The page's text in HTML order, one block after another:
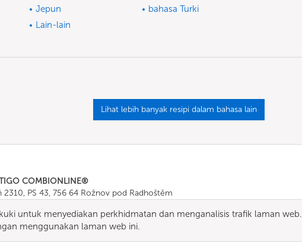
Jepun
bahasa Turki
Lain-lain
Lihat lebih banyak resipi dalam bahasa lain
COMBIONLINE®
2310, PS 43, 756 64 Rožnov pod Radhoštěm
info@combionline.com
untuk menyediakan perkhidmatan dan menganalisis trafik laman web.
menggunakan laman web ini.